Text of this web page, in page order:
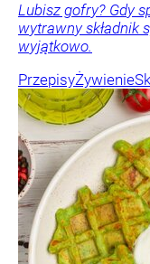
Lubisz gofry? Gdy
wytrawny składnik
wyjątkowo.
PrzepisyŻywienie